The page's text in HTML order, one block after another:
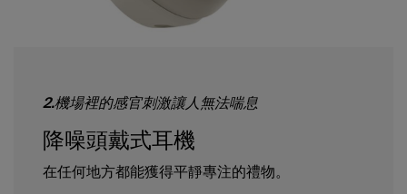
2.機場裡的感官刺激讓人無法喘息
降噪頭戴式耳機
在任何地方都能獲得平靜專注的禮物。